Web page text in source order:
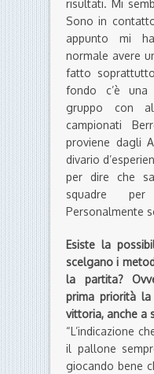
risultati. Mi
Sono in
appunto mi
normale avere
fatto
fondo c’è
gruppo con
campionati
proviene dagli
divario
per dire che
squadre
Personalmente
Esiste la
scelgano i
la partita?
prima priorità
vittoria, anche a
“L’indicazione
il pallone
giocando bene